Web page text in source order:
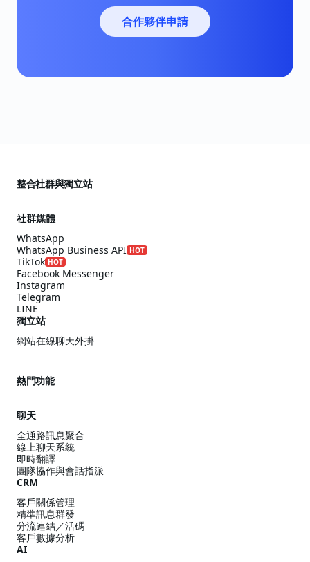
合作夥伴申請
整合社群與獨立站
社群媒體
WhatsApp
WhatsApp Business API HOT
TikTok HOT
Facebook Messenger
Instagram
Telegram
LINE
獨立站
網站在線聊天外掛
熱門功能
聊天
全通路訊息聚合
線上聊天系統
即時翻譯
團隊協作與會話指派
CRM
客戶關係管理
精準訊息群發
分流連結／活碼
客戶數據分析
AI